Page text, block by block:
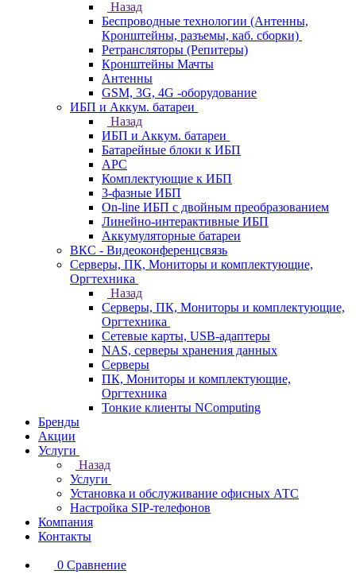
Назад
Беспроводные технологии (Антенны,
Кронштейны, разъемы, каб. сборки)
Ретрансляторы (Репитеры)
Кронштейны Мачты
Антенны
GSM, 3G, 4G -оборудование
ИБП и Аккум. батареи
Назад
ИБП и Аккум. батареи
Батарейные блоки к ИБП
APC
Комплектующие к ИБП
3-фазные ИБП
On-line ИБП с двойным преобразованием
Линейно-интерактивные ИБП
Аккумуляторные батареи
ВКС - Видеоконференцсвязь
Серверы, ПК, Мониторы и комплектующие,
Оргтехника
Назад
Серверы, ПК, Мониторы и комплектующие,
Оргтехника
Сетевые карты, USB-адаптеры
NAS, серверы хранения данных
Серверы
ПК, Мониторы и комплектующие,
Оргтехника
Тонкие клиенты NComputing
Бренды
Акции
Услуги
Назад
Услуги
Установка и обслуживание офисных АТС
Настройка SIP-телефонов
Компания
Контакты
0 Сравнение